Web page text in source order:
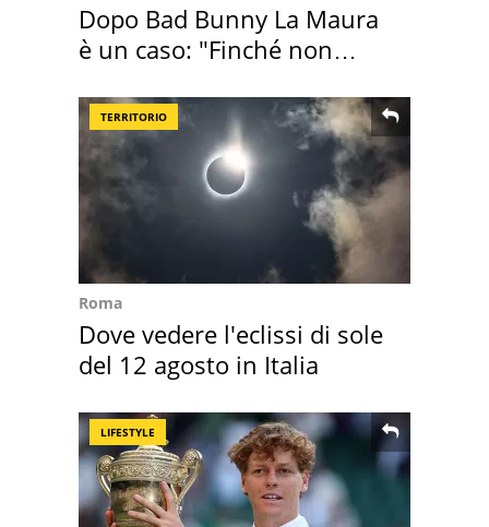
Dopo Bad Bunny La Maura
è un caso: "Finché non
TERRITORIO
Roma
Dove vedere l'eclissi di sole
del 12 agosto in Italia
LIFESTYLE